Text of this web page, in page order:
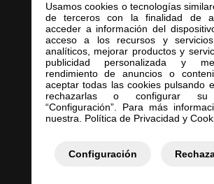
Usamos cookies o tecnologías
de terceros con la finalidad de
acceder a información del
acceso a los recursos y
analíticos, mejorar productos y
publicidad personalizada y
rendimiento de anuncios o
aceptar todas las cookies pulsando
rechazarlas o configurar
“Configuración”. Para más
nuestra. Política de Privacidad y
Configuración
Inicio
Empresa
Servicios
Contacto
Mis Presupuestos